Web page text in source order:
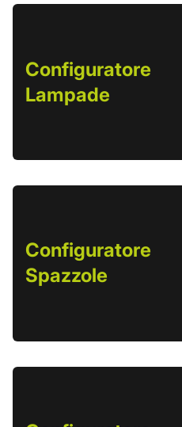
Configuratore
Lampade
Configuratore
Spazzole